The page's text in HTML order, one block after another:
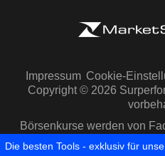
Impressum Cookie-
Copyright © 2026
Börsenkurse werden von
Capital IQ zur
Die besten Tools - exklusiv für